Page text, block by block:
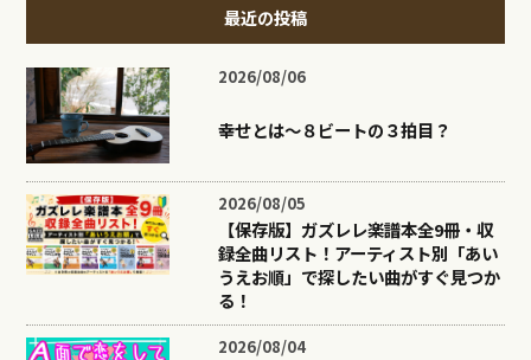
最近の投稿
2026/08/06
幸せとは〜８ビートの３拍目？
2026/08/05
【保存版】ガズレレ楽譜本全9冊・収
録全曲リスト！アーティスト別「あい
うえお順」で探したい曲がすぐ見つか
る！
2026/08/04